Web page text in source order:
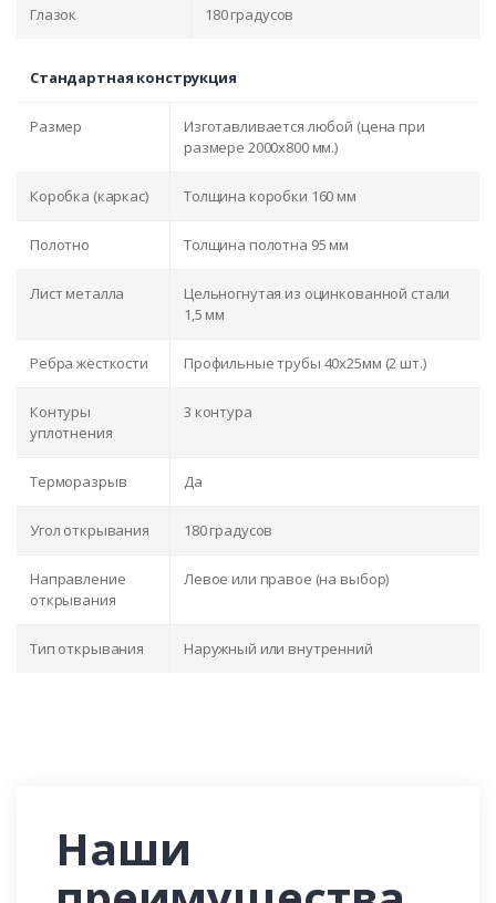
Глазок 180 градусов
Стандартная конструкция
Размер
Изготавливается любой (цена при
размере 2000x800 мм.)
Коробка (каркас) Толщина коробки 160 мм
Полотно Толщина полотна 95 мм
Лист металла
Цельногнутая из оцинкованной стали
1,5 мм
Ребра жёсткости Профильные трубы 40х25мм (2 шт.)
Контуры
уплотнения
3 контура
Терморазрыв Да
Угол открывания 180 градусов
Направление
открывания
Левое или правое (на выбор)
Тип открывания Наружный или внутренний
Наши